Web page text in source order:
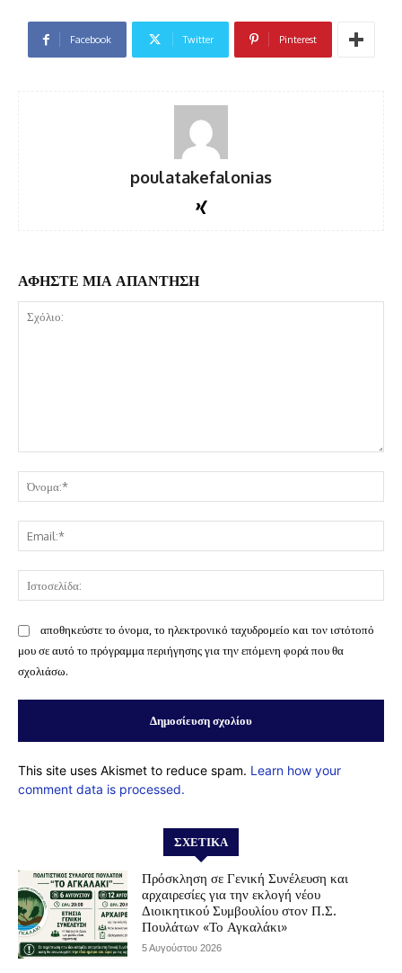
Facebook Twitter Pinterest
poulatakefalonias
ΑΦΗΣΤΕ ΜΙΑ ΑΠΑΝΤΗΣΗ
αποθηκεύστε το όνομα, το ηλεκτρονικό ταχυδρομείο και τον ιστότοπό
μου σε αυτό το πρόγραμμα περιήγησης για την επόμενη φορά που θα
σχολιάσω.
This site uses Akismet to reduce spam. Learn how your
comment data is processed.
ΣΧΕΤΙΚΆ
Πρόσκληση σε Γενική Συνέλευση και
αρχαιρεσίες για την εκλογή νέου
Διοικητικού Συμβουλίου στον Π.Σ.
Πουλάτων «Το Αγκαλάκι»
5 Αυγούστου 2026